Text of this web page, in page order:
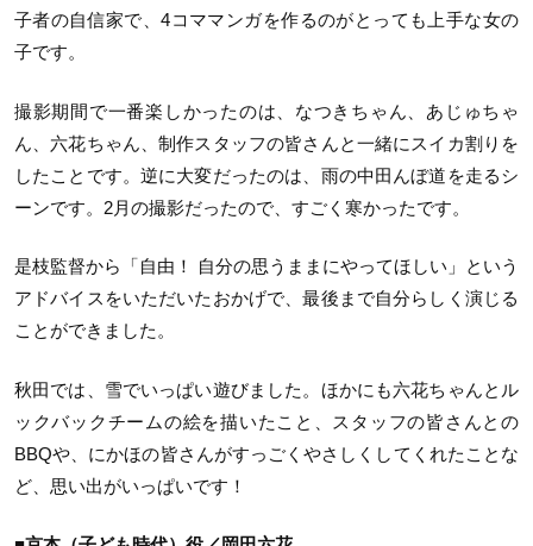
子者の自信家で、4コママンガを作るのがとっても上手な女の
子です。
撮影期間で一番楽しかったのは、なつきちゃん、あじゅちゃ
ん、六花ちゃん、制作スタッフの皆さんと一緒にスイカ割りを
したことです。逆に大変だったのは、雨の中田んぼ道を走るシ
ーンです。2月の撮影だったので、すごく寒かったです。
是枝監督から「自由！ 自分の思うままにやってほしい」という
アドバイスをいただいたおかげで、最後まで自分らしく演じる
ことができました。
秋田では、雪でいっぱい遊びました。ほかにも六花ちゃんとル
ックバックチームの絵を描いたこと、スタッフの皆さんとの
BBQや、にかほの皆さんがすっごくやさしくしてくれたことな
ど、思い出がいっぱいです！